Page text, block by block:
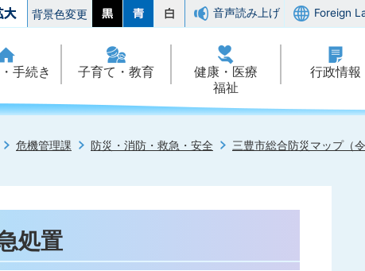
背景色変更 音声読み上げ Foreign
手続き 子育て・教育
健康・医療
福祉
行政情報
危機管理課 防災・消防・救急・安全
三豊市総合防災マップ（
処置